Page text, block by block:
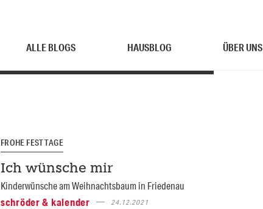
ALLE BLOGS HAUSBLOG ÜBER UNS
FROHE FESTTAGE
Ich wünsche mir
Kinderwünsche am Weihnachtsbaum in Friedenau
schröder & kalender
24.12.2021